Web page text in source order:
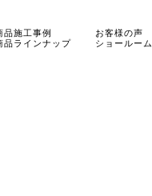
品施工事例
品ラインナップ
お客様の声
ショールーム